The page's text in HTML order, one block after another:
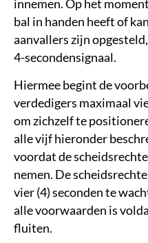
innemen. Op het
bal in handen heeft of
aanvallers zijn
4-secondensignaal.
Hiermee begint de
verdedigers maximaal
om zichzelf te
alle vijf hieronder
voordat de
nemen. De
vier (4) seconden te
alle voorwaarden is
fluiten.